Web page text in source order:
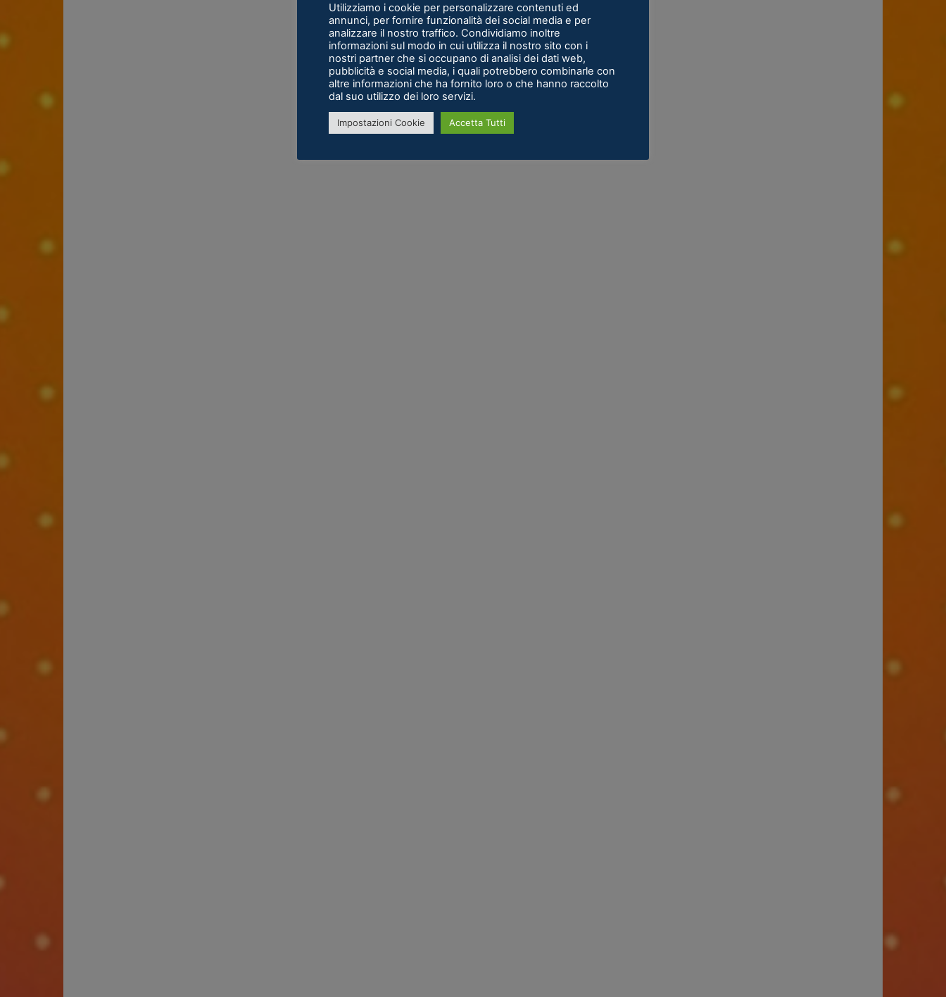
Utilizziamo i cookie per personalizzare contenuti ed
annunci, per fornire funzionalità dei social media e per
analizzare il nostro traffico. Condividiamo inoltre
informazioni sul modo in cui utilizza il nostro sito con i
nostri partner che si occupano di analisi dei dati web,
pubblicità e social media, i quali potrebbero combinarle con
altre informazioni che ha fornito loro o che hanno raccolto
dal suo utilizzo dei loro servizi.
Impostazioni Cookie Accetta Tutti